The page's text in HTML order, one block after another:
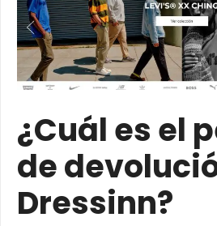
¿Cuál es el
de
Dressinn?